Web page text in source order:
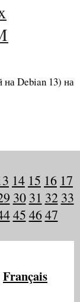
Debian 13) на
14 15 16 17
30 31 32 33
45 4647
Français